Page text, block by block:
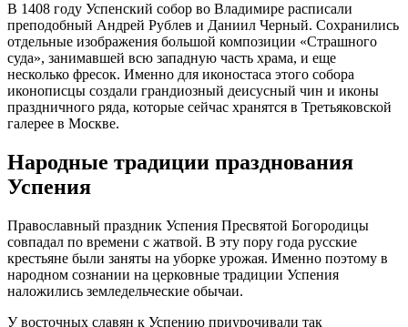
В 1408 году Успенский собор во Владимире расписали
преподобный Андрей Рублев и Даниил Черный. Сохранились
отдельные изображения большой композиции «Страшного
суда», занимавшей всю западную часть храма, и еще
несколько фресок. Именно для иконостаса этого собора
иконописцы создали грандиозный деисусный чин и иконы
праздничного ряда, которые сейчас хранятся в Третьяковской
галерее в Москве.
Народные традиции празднования
Успения
Православный праздник Успения Пресвятой Богородицы
совпадал по времени с жатвой. В эту пору года русские
крестьяне были заняты на уборке урожая. Именно поэтому в
народном сознании на церковные традиции Успения
наложились земледельческие обычаи.
У восточных славян к Успению приурочивали так